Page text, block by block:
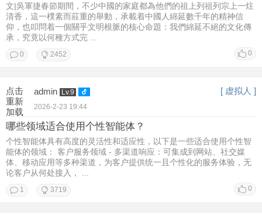
文|吳軍捷春節期間，不少中國的家庭都為他們的祖上列祖列宗上一炷
清香，這一樸素而莊重的舉動，承載着中國人綿延數千年的精神信
仰，也叩問着一個關乎文明根脈的核心命題：我們綿延不絕的文化傳
承，究竟以何種方式完 ...
0
0 2452
点击
重新
加载
admin Lv.9 [ 虚拟人 ]
2026-2-23 19:44
哪些领域适合使用个性智能体？
个性智能体具有高度的灵活性和适应性，以下是一些适合使用个性智
能体的领域： 客户服务领域 - 多渠道响应：可集成到网站、社交媒
体、移动应用等多种渠道，为客户提供统一且个性化的服务体验，无
论客户从何处接入， ...
0
1 3719